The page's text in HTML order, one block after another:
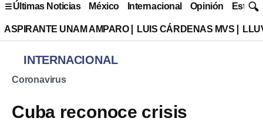
Últimas Noticias México Internacional Opinión Estilo
ASPIRANTE UNAM AMPARO LUIS CÁRDENAS MVS
INTERNACIONAL
Coronavirus
Cuba reconoce crisis